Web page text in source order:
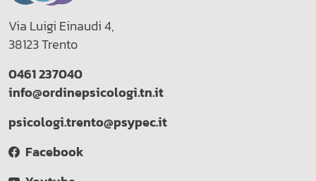
Via Luigi Einaudi 4,
38123 Trento
0461 237040
info@ordinepsicologi.tn.it
psicologi.trento@psypec.it
Facebook